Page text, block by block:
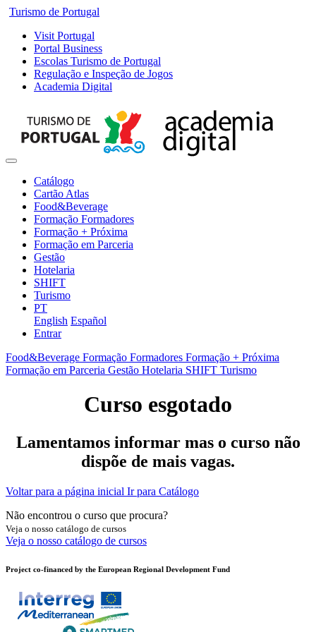
Turismo de Portugal
Visit Portugal
Portal Business
Escolas Turismo de Portugal
Regulação e Inspeção de Jogos
Academia Digital
Catálogo
Cartão Atlas
Food&Beverage
Formação Formadores
Formação + Próxima
Formação em Parceria
Gestão
Hotelaria
SHIFT
Turismo
PT
English Español
Entrar
Food&Beverage Formação Formadores Formação + Próxima
Formação em Parceria Gestão Hotelaria SHIFT Turismo
Curso esgotado
Lamentamos informar mas o curso não
dispõe de mais vagas.
Voltar para a página inicial Ir para Catálogo
Não encontrou o curso que procura?
Veja o nosso catálogo de cursos
Veja o nosso catálogo de cursos
Project co-financed by the European Regional Development Fund